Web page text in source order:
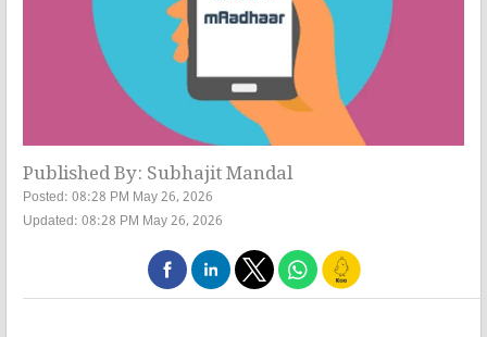
Published By: Subhajit Mandal
Posted: 08:28 PM May 26, 2026
Updated: 08:28 PM May 26, 2026